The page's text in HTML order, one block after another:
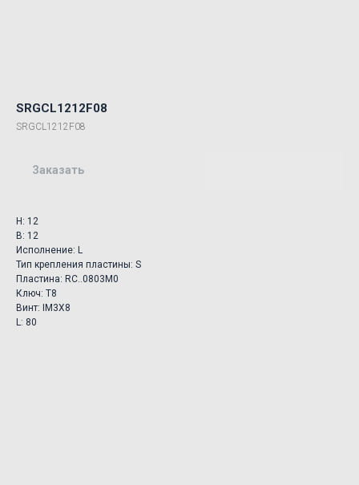
SRGCL1212F08
SRGCL1212F08
Заказать
H: 12
B: 12
Исполнение: L
Тип крепления пластины: S
Пластина: RC..0803M0
Ключ: T8
Винт: IM3X8
L: 80